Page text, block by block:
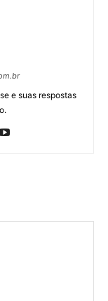
e suas respostas